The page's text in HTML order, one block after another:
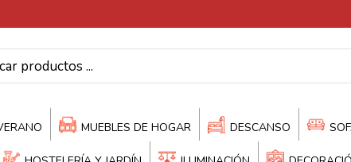
MUEBLES DE HOGAR DESCANSO